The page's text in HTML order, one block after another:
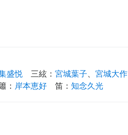
盛悦 三絃 ： 宮城葉子 宮城大作
： 岸本恵好 笛 ： 知念久光